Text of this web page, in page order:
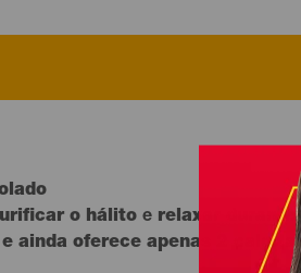
o hálito e relaxar durante
ainda oferece apenas 2